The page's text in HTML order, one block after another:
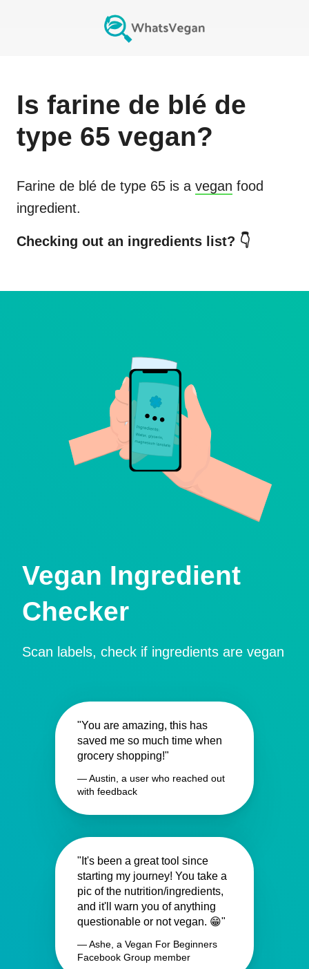
Is farine de blé de
type 65 vegan?
Farine de blé de type 65 is a vegan food
ingredient.
Checking out an ingredients list? 👇
Vegan Ingredient
Checker
Scan labels, check if ingredients are vegan
"You are amazing, this has
saved me so much time when
grocery shopping!"
— Austin, a user who reached out
with feedback
"It's been a great tool since
starting my journey! You take a
pic of the nutrition/ingredients,
and it'll warn you of anything
questionable or not vegan. 😁"
— Ashe, a Vegan For Beginners
Facebook Group member